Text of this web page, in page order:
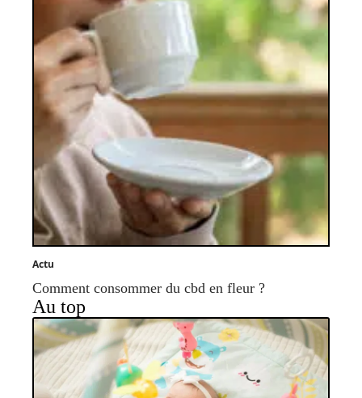
Actu
Comment consommer du cbd en fleur ?
Au top